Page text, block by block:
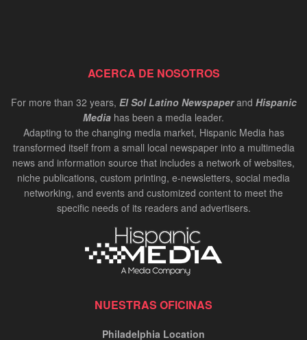
ACERCA DE NOSOTROS
For more than 32 years, El Sol Latino Newspaperand Hispanic
Media has been a media leader.
Adapting to the changing media market, Hispanic Media has
transformed itself from a small local newspaper into a multimedia
news and information source that includes a network of websites,
niche publications, custom printing, e-newsletters, social media
networking, and events and customized content to meet the
specific needs of its readers and advertisers.
NUESTRAS OFICINAS
Philadelphia Location